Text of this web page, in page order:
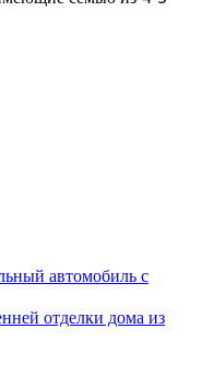
автомобиль с
отделки дома из